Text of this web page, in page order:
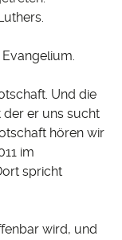
Und die
der er uns sucht
hören wir
im
spricht
wird, und